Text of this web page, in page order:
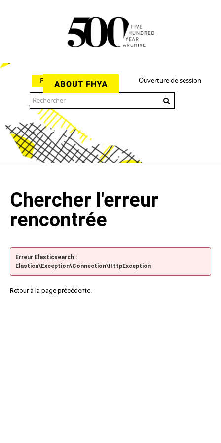
Ouverture de session
Parcourir
Chercher l'erreur
rencontrée
Erreur Elasticsearch :
Elastica\Exception\Connection\HttpException
Retour à la page précédente.